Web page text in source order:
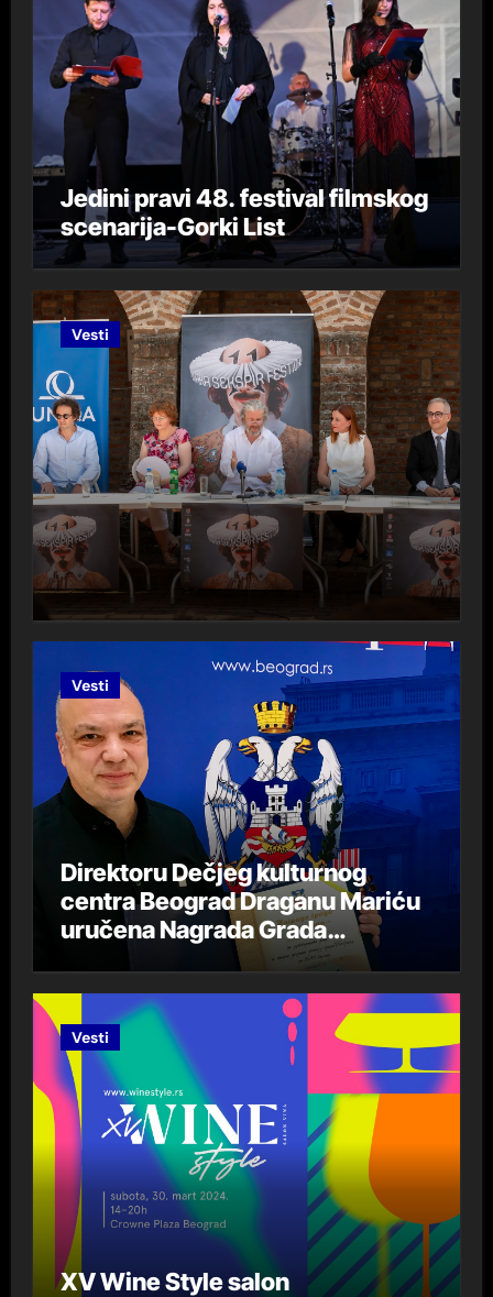
Jedini pravi 48. festival filmskog
scenarija-Gorki List
Vesti
Vesti
Direktoru Dečjeg kulturnog
centra Beograd Draganu Mariću
uručena Nagrada Grada
Beograda „DespotStefan
Lazarević“ za 2023. godinu
Vesti
XV Wine Style salon